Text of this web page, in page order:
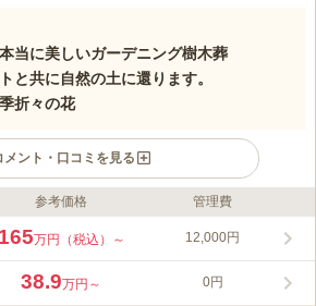
当に美しいガーデニング樹木葬
と共に自然の土に還ります。
折々の花
メント・口コミを見る
ト
に桃、さくら、バラ、季節の花がシーズンそれ
霊園です。樹木葬は2タイプあり、集合墓と個人
集合墓は苑内の中心にある白い大理石のモニュ
参考価格 管理費
165万円（税込）～ 12,000円
38.9万円～ 0円